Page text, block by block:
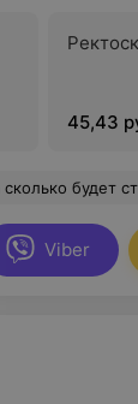
45,43
trachomatis Mycoplasma genitalium
Viber